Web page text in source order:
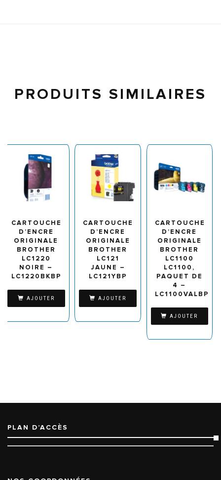
PRODUITS SIMILAIRES
CARTOUCHE
D’ENCRE
ORIGINALE
BROTHER
LC1220
NOIRE –
LC1220BKBP
AJOUTER
CARTOUCHE
D’ENCRE
ORIGINALE
BROTHER
LC121
JAUNE –
LC121YBP
AJOUTER
CARTOUCHE
D’ENCRE
ORIGINALE
BROTHER
LC1100
LC1100,
PAQUET DE
4 –
LC1100VALBP
AJOUTER
PLAN D’ACCÈS